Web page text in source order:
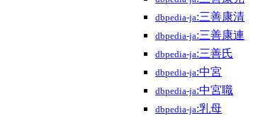
dbpedia-ja:三善康清
dbpedia-ja:三善康連
dbpedia-ja:三善氏
dbpedia-ja:中宮
dbpedia-ja:中宮職
dbpedia-ja:乳母